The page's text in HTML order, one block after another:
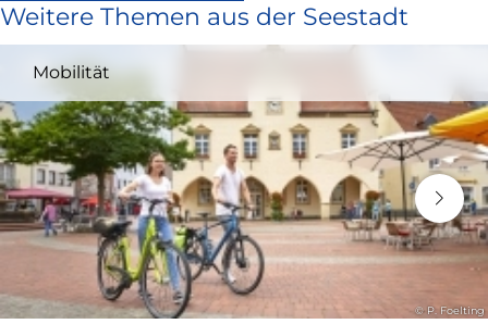
extern
und
in
neuem
Fenster)
Weitere Themen aus der Seestadt
Mobilität
© P. Foelting